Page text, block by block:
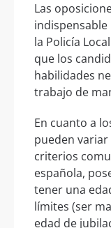
Las
la Policía
que los
habilidades
trabajo de
En cuanto a
pueden
criterios
española,
tener una
límites (ser
edad de